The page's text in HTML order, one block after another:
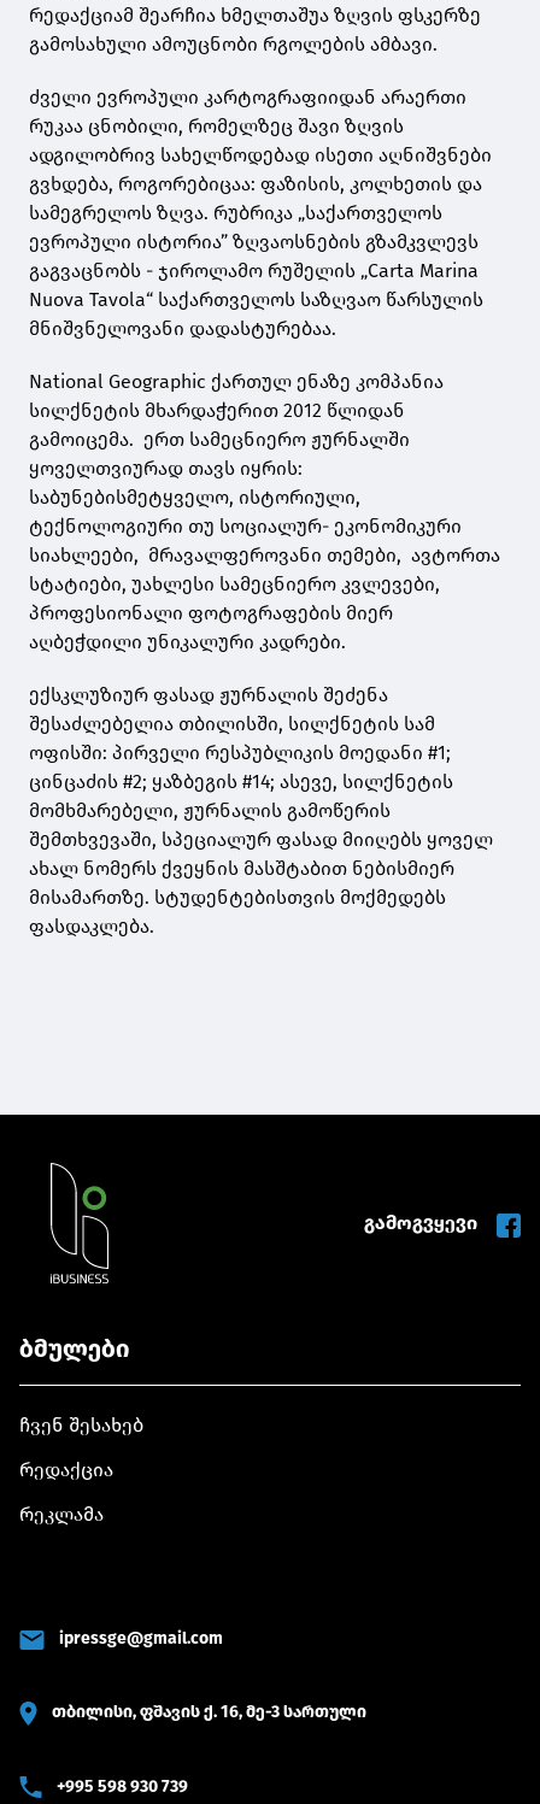
რედაქციამ შეარჩია ხმელთაშუა ზღვის ფსკერზე
გამოსახული ამოუცნობი რგოლების ამბავი.
ძველი ევროპული კარტოგრაფიიდან არაერთი
რუკაა ცნობილი, რომელზეც შავი ზღვის
ადგილობრივ სახელწოდებად ისეთი აღნიშვნები
გვხდება, როგორებიცაა: ფაზისის, კოლხეთის და
სამეგრელოს ზღვა. რუბრიკა „საქართველოს
ევროპული ისტორია” ზღვაოსნების გზამკვლევს
გაგვაცნობს - ჯიროლამო რუშელის „Carta Marina
Nuova Tavola“ საქართველოს საზღვაო წარსულის
მნიშვნელოვანი დადასტურებაა.
National Geographic ქართულ ენაზე კომპანია
სილქნეტის მხარდაჭერით 2012 წლიდან
გამოიცემა. ერთ სამეცნიერო ჟურნალში
ყოველთვიურად თავს იყრის:
საბუნებისმეტყველო, ისტორიული,
ტექნოლოგიური თუ სოციალურ- ეკონომიკური
სიახლეები, მრავალფეროვანი თემები, ავტორთა
სტატიები, უახლესი სამეცნიერო კვლევები,
პროფესიონალი ფოტოგრაფების მიერ
აღბეჭდილი უნიკალური კადრები.
ექსკლუზიურ ფასად ჟურნალის შეძენა
შესაძლებელია თბილისში, სილქნეტის სამ
ოფისში: პირველი რესპუბლიკის მოედანი #1;
ცინცაძის #2; ყაზბეგის #14; ასევე, სილქნეტის
მომხმარებელი, ჟურნალის გამოწერის
შემთხვევაში, სპეციალურ ფასად მიიღებს ყოველ
ახალ ნომერს ქვეყნის მასშტაბით ნებისმიერ
მისამართზე. სტუდენტებისთვის მოქმედებს
ფასდაკლება.
გამოგვყევი
ბმულები
ჩვენ შესახებ
რედაქცია
რეკლამა
ipressge@gmail.com
თბილისი, ფშავის ქ. 16, მე-3 სართული
+995 598 930 739